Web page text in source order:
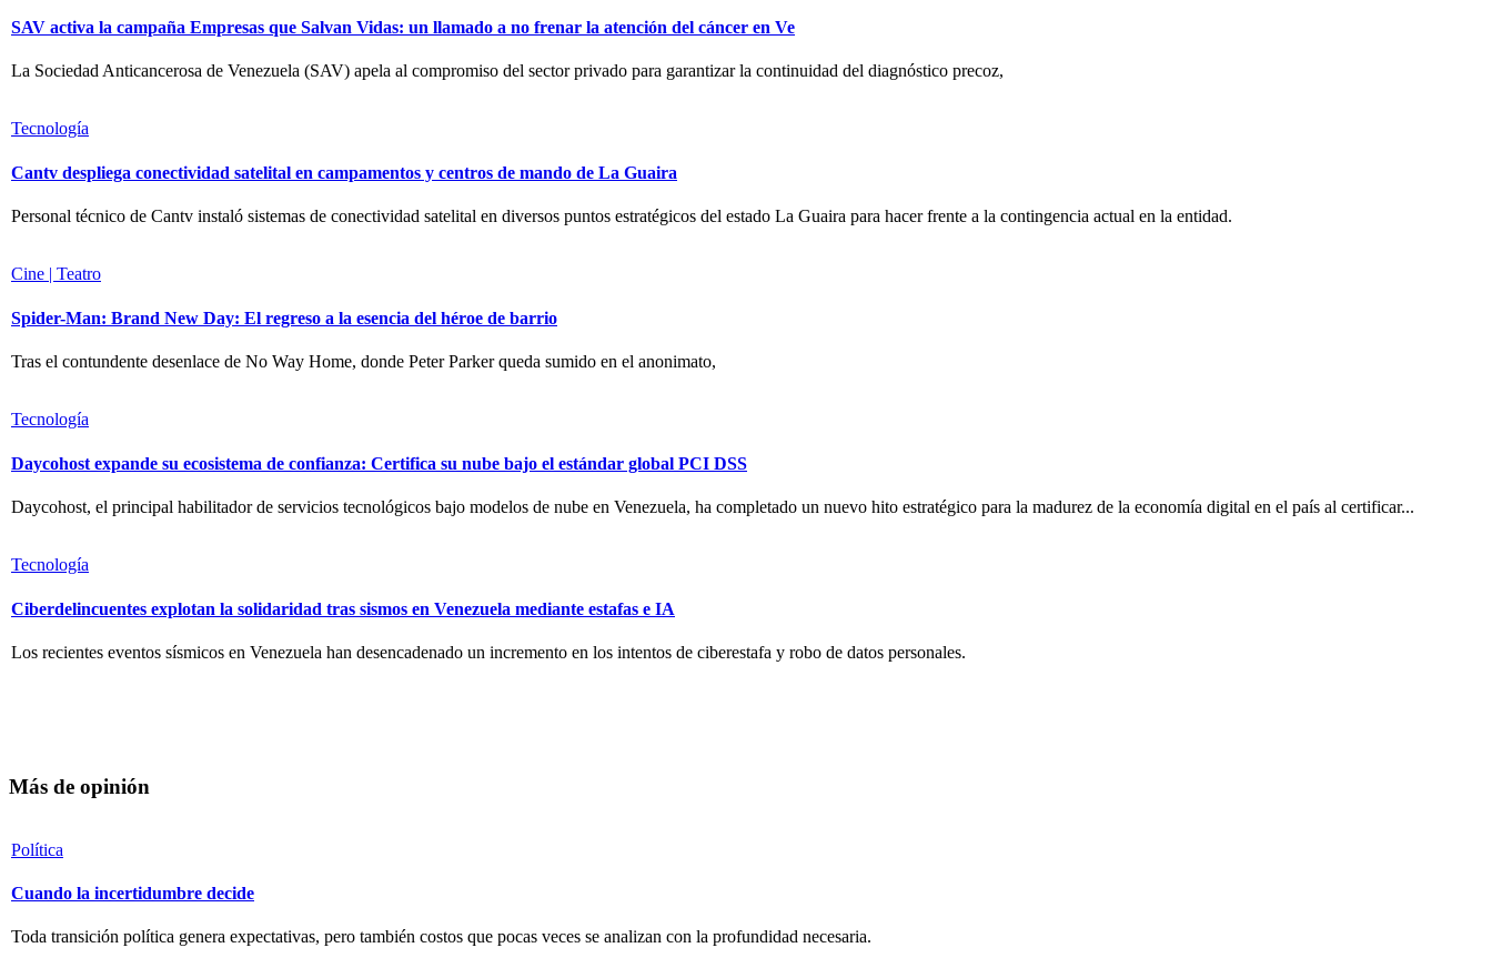
SAV activa la campaña Empresas que Salvan Vidas: un llamado a no frenar la atención del cáncer en Ve
La Sociedad Anticancerosa de Venezuela (SAV) apela al compromiso del sector privado para garantizar la continuidad del diagnóstico precoz,
Tecnología
Cantv despliega conectividad satelital en campamentos y centros de mando de La Guaira
Personal técnico de Cantv instaló sistemas de conectividad satelital en diversos puntos estratégicos del estado La Guaira para hacer frente a la contingencia actual en la entidad.
Cine | Teatro
Spider-Man: Brand New Day: El regreso a la esencia del héroe de barrio
Tras el contundente desenlace de No Way Home, donde Peter Parker queda sumido en el anonimato,
Tecnología
Daycohost expande su ecosistema de confianza: Certifica su nube bajo el estándar global PCI DSS
Daycohost, el principal habilitador de servicios tecnológicos bajo modelos de nube en Venezuela, ha completado un nuevo hito estratégico para la madurez de la economía digital en el país al certificar...
Tecnología
Ciberdelincuentes explotan la solidaridad tras sismos en Venezuela mediante estafas e IA
Los recientes eventos sísmicos en Venezuela han desencadenado un incremento en los intentos de ciberestafa y robo de datos personales.
Más de opinión
Política
Cuando la incertidumbre decide
Toda transición política genera expectativas, pero también costos que pocas veces se analizan con la profundidad necesaria.